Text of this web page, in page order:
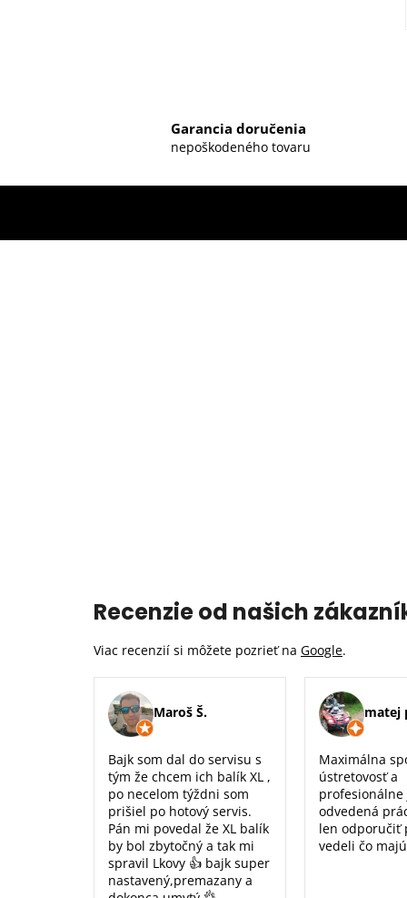
Garancia doručenia
nepoškodeného tovaru
Recenzie od našich
Viac recenzií si môžete pozrieť na Google.
Maroš Š.
Bajk som dal do servisu s
tým že chcem ich balík XL ,
po necelom týždni som
prišiel po hotový servis.
Pán mi povedal že XL balík
by bol zbytočný a tak mi
spravil Lkovy 👍 bajk super
nastavený,premazany a
matej
Maximálna
ústretovosť a
odvedená
len odporučiť
vedeli čo